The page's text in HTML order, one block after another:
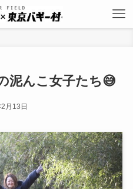
んこ女子たち😅
月13日